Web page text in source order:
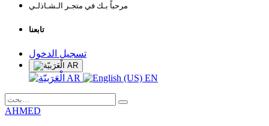
مرحباً بـك في متجـر الـشـاذلـي
تابعنا
تسجيل الدخول
AR
AR EN
AHMED